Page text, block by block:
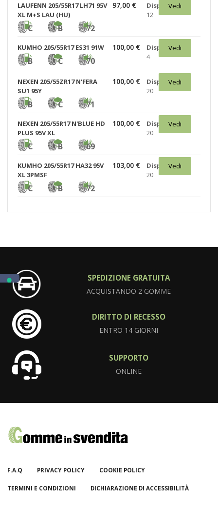
LAUFENN 205/55R17 LH71 95V
XL M+S LAU (HU)
C B 72
97,00 €
Disponibili:
12
Vedi
KUMHO 205/55R17 ES31 91W
B C 70
100,00 €
Disponibili:
4
Vedi
NEXEN 205/55ZR17 N'FERA
SU1 95Y
B C 71
100,00 €
Disponibili:
20
Vedi
NEXEN 205/55R17 N'BLUE HD
PLUS 95V XL
C B 69
100,00 €
Disponibili:
20
Vedi
KUMHO 205/55R17 HA32 95V
XL 3PMSF
C B 72
103,00 €
Disponibili:
20
Vedi
SPEDIZIONE GRATUITA
ACQUISTANDO 2 GOMME
DIRITTO DI RECESSO
ENTRO 14 GIORNI
SUPPORTO
ONLINE
F.A.Q PRIVACY POLICY COOKIE POLICY
TERMINI E CONDIZIONI DICHIARAZIONE DI ACCESSIBILITÀ